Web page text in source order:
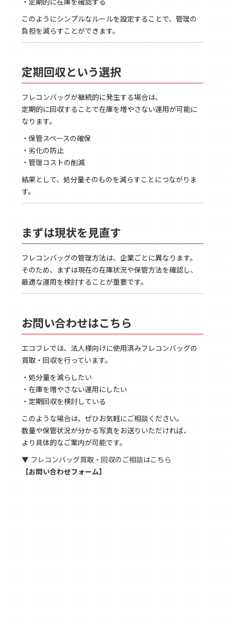
このようにシンプルなルールを設定することで、管理の
負担を減らすことができます。
定期回収という選択
フレコンバッグが継続的に発生する場合は、
定期的に回収することで在庫を増やさない運用が可能に
なります。
・保管スペースの確保
・劣化の防止
・管理コストの削減
結果として、処分量そのものを減らすことにつながりま
す。
まずは現状を見直す
フレコンバッグの管理方法は、企業ごとに異なります。
そのため、まずは現在の在庫状況や保管方法を確認し、
最適な運用を検討することが重要です。
お問い合わせはこちら
エコフレでは、法人様向けに使用済みフレコンバッグの
買取・回収を行っています。
・処分量を減らしたい
・在庫を増やさない運用にしたい
・定期回収を検討している
このような場合は、ぜひお気軽にご相談ください。
数量や保管状況が分かる写真をお送りいただければ、
より具体的なご案内が可能です。
▼ フレコンバッグ買取・回収のご相談はこちら
【お問い合わせフォーム】